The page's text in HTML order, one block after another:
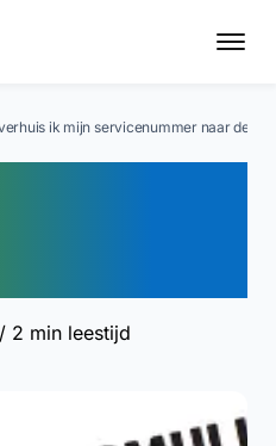
ik mijn servicenummer naar de
/ 2 min leestijd